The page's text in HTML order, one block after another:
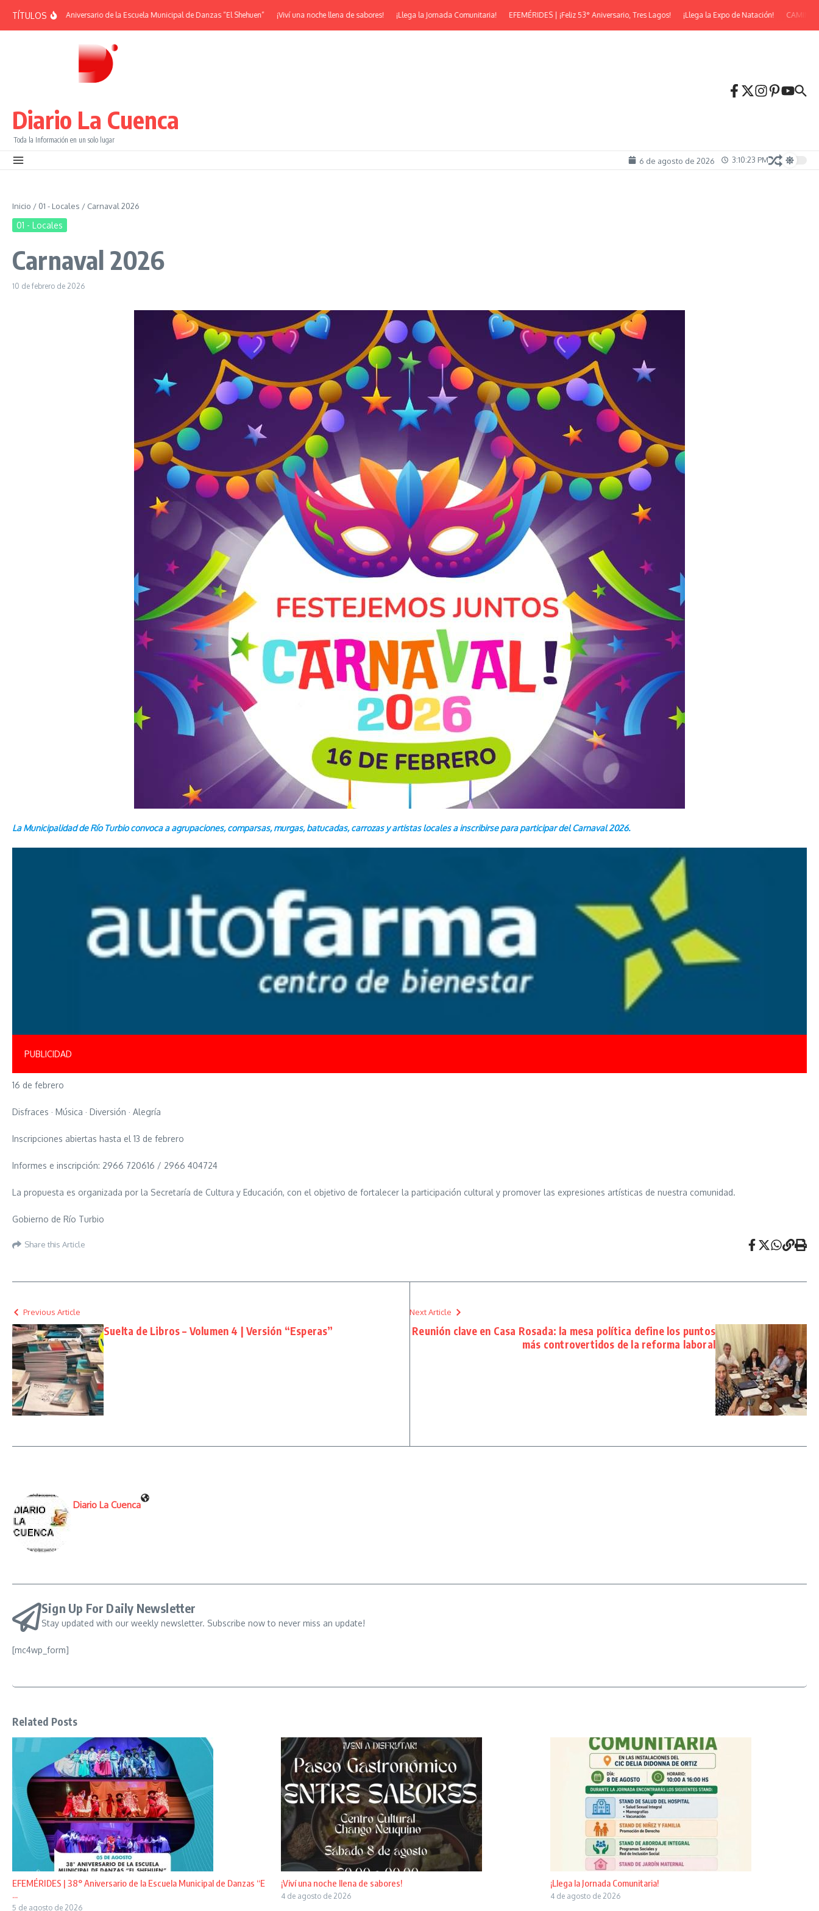
TÍTULOS| 38° Aniversario de la Escuela Municipal de Danzas “El Shehuen” ¡Viví una noche llena de sabores! ¡Llega la Jornada Comunitaria! EFEMÉRIDES | ¡Feliz 53° Aniversario, Tres Lagos! ¡Llega la Expo de Natación! CAMINATA
Diario La Cuenca
Toda la Información en un solo lugar
6 de agosto de 2026 3:10:24 PM
Inicio / 01 - Locales / Carnaval 2026
01 - Locales
Carnaval 2026
10 de febrero de 2026
La Municipalidad de Río Turbio convoca a agrupaciones, comparsas, murgas, batucadas, carrozas y artistas locales a inscribirse para participar del Carnaval 2026.
PUBLICIDAD
16 de febrero
Disfraces · Música · Diversión · Alegría
Inscripciones abiertas hasta el 13 de febrero
Informes e inscripción: 2966 720616 / 2966 404724
La propuesta es organizada por la Secretaría de Cultura y Educación, con el objetivo de fortalecer la participación cultural y promover las expresiones artísticas de nuestra comunidad.
Gobierno de Río Turbio
Share this Article
Previous Article
Suelta de Libros – Volumen 4 | Versión “Esperas”
Next Article
Reunión clave en Casa Rosada: la mesa política define los puntos
más controvertidos de la reforma laboral
Diario La Cuenca
Sign Up For Daily Newsletter
Stay updated with our weekly newsletter. Subscribe now to never miss an update!
[mc4wp_form]
Related Posts
EFEMÉRIDES | 38° Aniversario de la Escuela Municipal de Danzas “E
...
5 de agosto de 2026
¡Viví una noche llena de sabores!
4 de agosto de 2026
¡Llega la Jornada Comunitaria!
4 de agosto de 2026